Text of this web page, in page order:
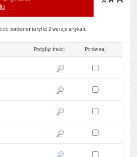
Urzędu
porównania tylko 2 wersje artykułu
Podgląd treści Porównaj
Pokaż podgląd wersji z dnia
Zaznacz wersję do
Pokaż podgląd wersji z dnia
Zaznacz wersję do
Pokaż podgląd wersji z dnia
Zaznacz wersję do
Pokaż podgląd wersji z dnia
Zaznacz wersję do
Pokaż podgląd wersji z dnia
Zaznacz wersję do